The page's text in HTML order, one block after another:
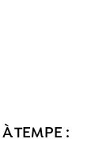
TEMPE :